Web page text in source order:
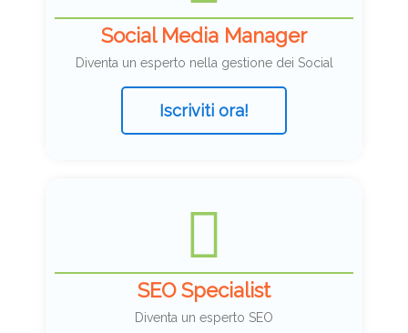
Social Media Manager
Diventa un esperto nella gestione dei Social
Iscriviti ora!
SEO Specialist
Diventa un esperto SEO